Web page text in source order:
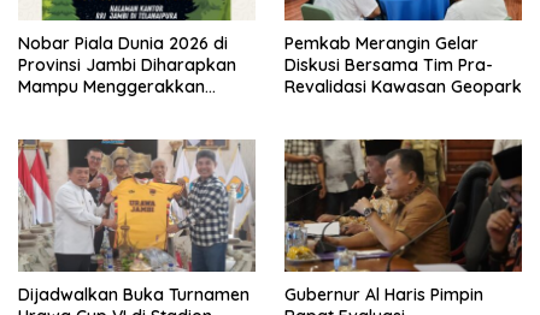
Nobar Piala Dunia 2026 di
Provinsi Jambi Diharapkan
Mampu Menggerakkan
Pemkab Merangin Gelar
Diskusi Bersama Tim Pra-
Revalidasi Kawasan Geopark
Dijadwalkan Buka Turnamen
Gubernur Al Haris Pimpin